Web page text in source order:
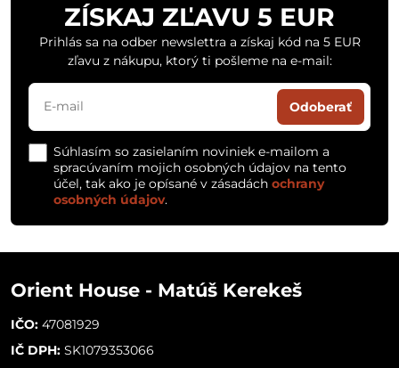
ZÍSKAJ ZĽAVU 5 EUR
Prihlás sa na odber newslettra a získaj kód na 5 EUR
zľavu z nákupu, ktorý ti pošleme na e-mail:
Odoberať
Súhlasím so zasielaním noviniek e-mailom a
spracúvaním mojich osobných údajov na tento
účel, tak ako je opísané v zásadách ochrany
osobných údajov.
Orient House - Matúš Kerekeš
IČO: 47081929
IČ DPH: SK1079353066